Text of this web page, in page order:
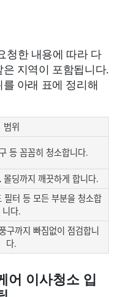
청한 내용에 따라 다
지역이 포함됩니다.
아래 표에 정리해
범위
등 꼼꼼히 청소합니다.
몰딩까지 깨끗하게 합니다.
필터 등 모든 부분을 청소합
니다.
구까지 빠짐없이 점검합니
다.
어 이사청소 입